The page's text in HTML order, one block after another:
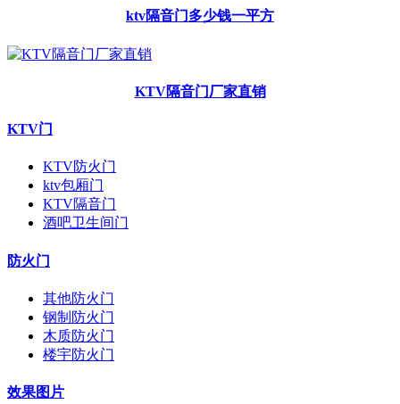
ktv隔音门多少钱一平方
KTV隔音门厂家直销
KTV门
KTV防火门
ktv包厢门
KTV隔音门
酒吧卫生间门
防火门
其他防火门
钢制防火门
木质防火门
楼宇防火门
效果图片